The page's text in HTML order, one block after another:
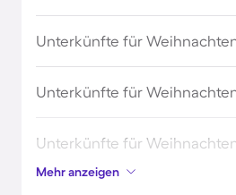
Unterkünfte für
Unterkünfte für
Unterkünfte für
Mehr anzeigen